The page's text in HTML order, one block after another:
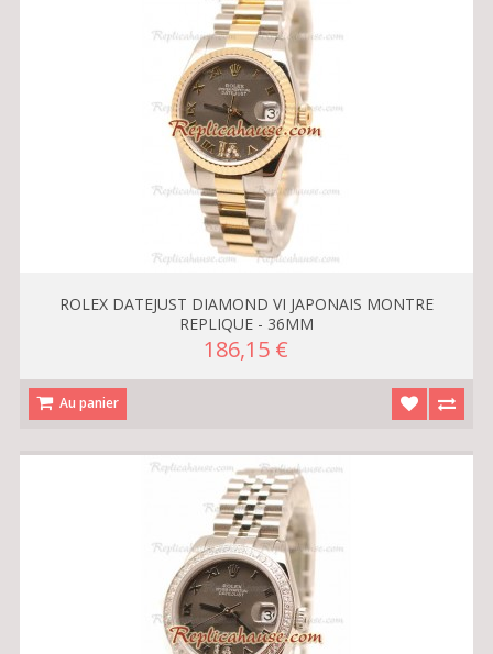
ROLEX DATEJUST DIAMOND VI JAPONAIS MONTRE
REPLIQUE - 36MM
186,15 €
Au panier